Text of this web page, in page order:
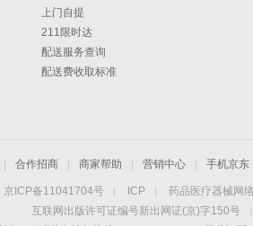
上门自提
211限时达
配送服务查询
配送费收取标准
合作招商 商家帮助 营销中心 手机京东
京ICP备11041704号 ICP 药品医疗器械网
互联网出版许可证编号新出网证(京)字150号